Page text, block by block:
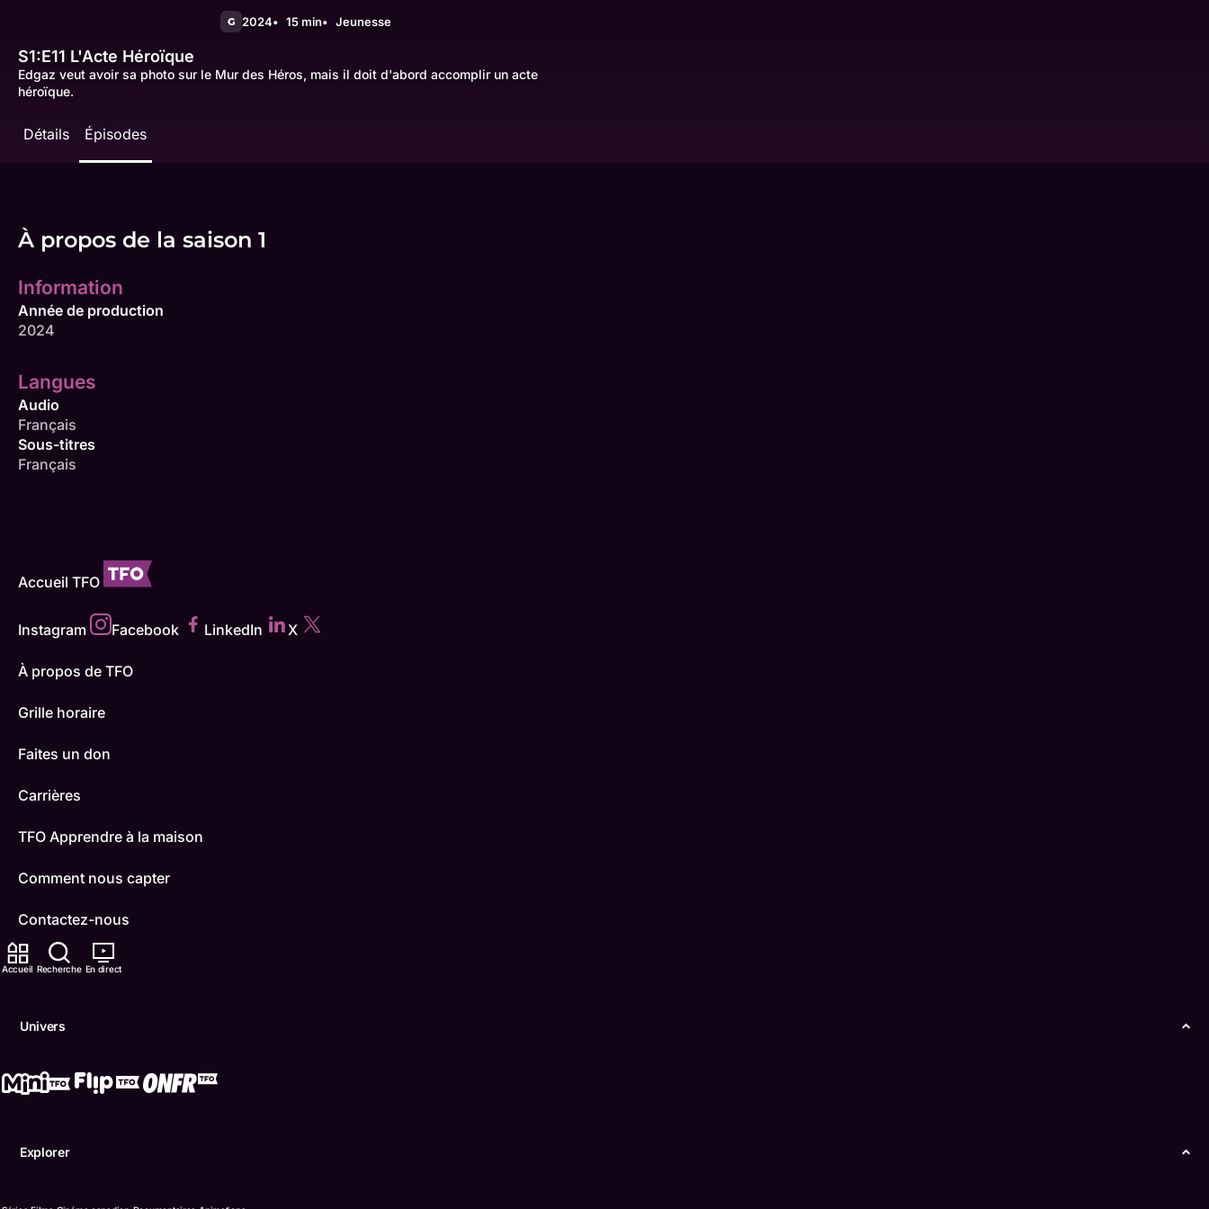
Accueil Recherche En direct
Univers
Explorer
G 2024 15 min Jeunesse
S1:E11 L'Acte Héroïque
Edgaz veut avoir sa photo sur le Mur des Héros, mais il doit d'abord accomplir un acte
héroïque.
Détails Épisodes
À propos de la saison 1
Information
Année de production
2024
Langues
Audio
Français
Sous-titres
Français
Accueil TFO
Instagram Facebook LinkedIn X
À propos de TFO
Grille horaire
Faites un don
Carrières
TFO Apprendre à la maison
Comment nous capter
Contactez-nous
ONFR
Conditions d'utilisation